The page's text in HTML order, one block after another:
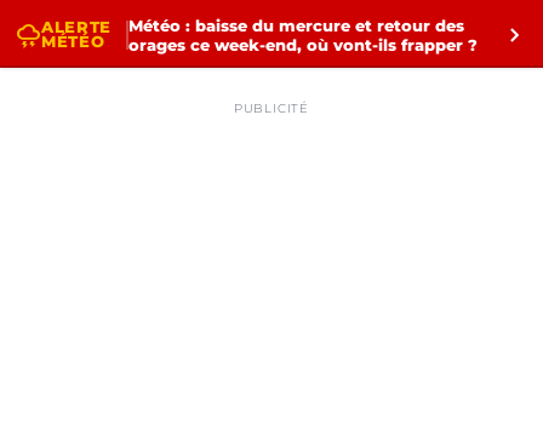
thunderstormALERTE
MÉTÉO
Météo : baisse du mercure et retour des
orages ce week-end, où vont-ils frapper ?
chevron_right
PUBLICITÉ